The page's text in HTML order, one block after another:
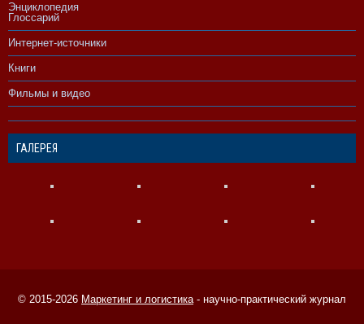
Энциклопедия
Глоссарий
Интернет-источники
Книги
Фильмы и видео
ГАЛЕРЕЯ
© 2015-2026 Маркетинг и логистика- научно-практический журнал